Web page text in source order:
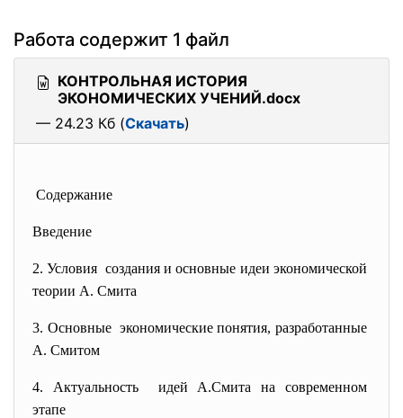
Работа содержит 1 файл
КОНТРОЛЬНАЯ ИСТОРИЯ
ЭКОНОМИЧЕСКИХ УЧЕНИЙ.docx
— 24.23 Кб (Скачать)
Содержание
Введение
2. Условия создания и основные идеи экономической
теории А. Смита
3. Основные экономические понятия, разработанные
А. Смитом
4. Актуальность идей А.Смита на современном
этапе